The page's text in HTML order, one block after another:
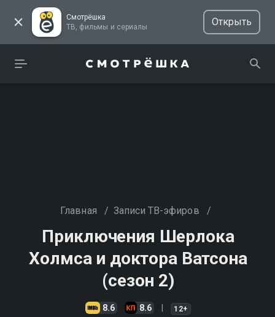
Смотрёшка
ТВ, фильмы и сериалы
Открыть
Главная / Записи ТВ-эфиров /
Приключения Шерлока
Холмса и доктора Ватсона
(сезон 2)
8.6 8.6 12+